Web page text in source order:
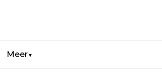
Meer▼